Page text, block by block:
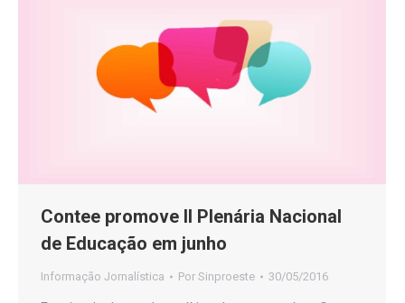
Contee promove II Plenária Nacional
de Educação em junho
Informação Jornalística Por Sinproeste 30/05/2016